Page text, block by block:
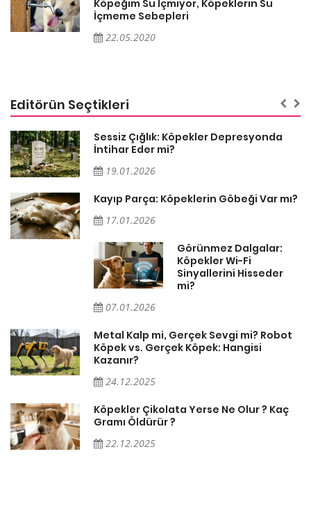
Köpeğim Su İçmiyor, Köpeklerin Su
İçmeme Sebepleri
22.05.2020
Editörün Seçtikleri
Sessiz Çığlık: Köpekler Depresyonda
İntihar Eder mi?
19.01.2026
Kayıp Parça: Köpeklerin Göbeği Var mı?
17.01.2026
Görünmez Dalgalar:
Köpekler Wi-Fi
Sinyallerini Hisseder
mi?
07.01.2026
Metal Kalp mi, Gerçek Sevgi mi? Robot
Köpek vs. Gerçek Köpek: Hangisi
Kazanır?
24.12.2025
Köpekler Çikolata Yerse Ne Olur ? Kaç
Gramı Öldürür ?
22.12.2025